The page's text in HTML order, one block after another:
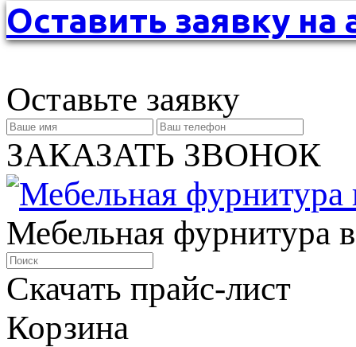
Оставить заявку на
Оставьте заявку
ЗАКАЗАТЬ ЗВОНОК
Мебельная фурнитура
Скачать прайс-лист
Корзина